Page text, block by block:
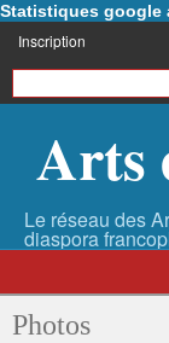
Statistiques google
Inscription
Arts
Photos